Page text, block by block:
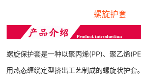
螺旋护套
螺旋保护套是一种以聚丙烯(PP)、聚乙烯
用热态缠绕定型挤出工艺制成的螺旋状护套